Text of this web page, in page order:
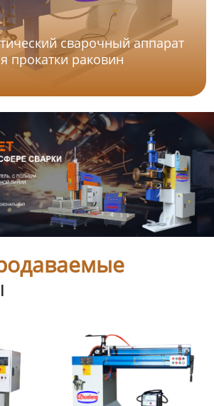
сварочный аппарат
прокатки раковин